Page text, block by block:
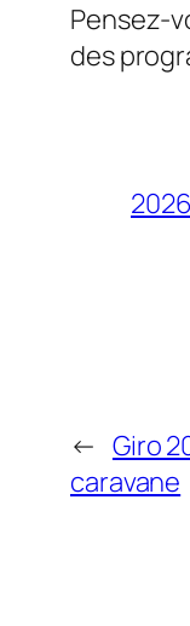
Pensez-
des
2026
← Giro
caravane